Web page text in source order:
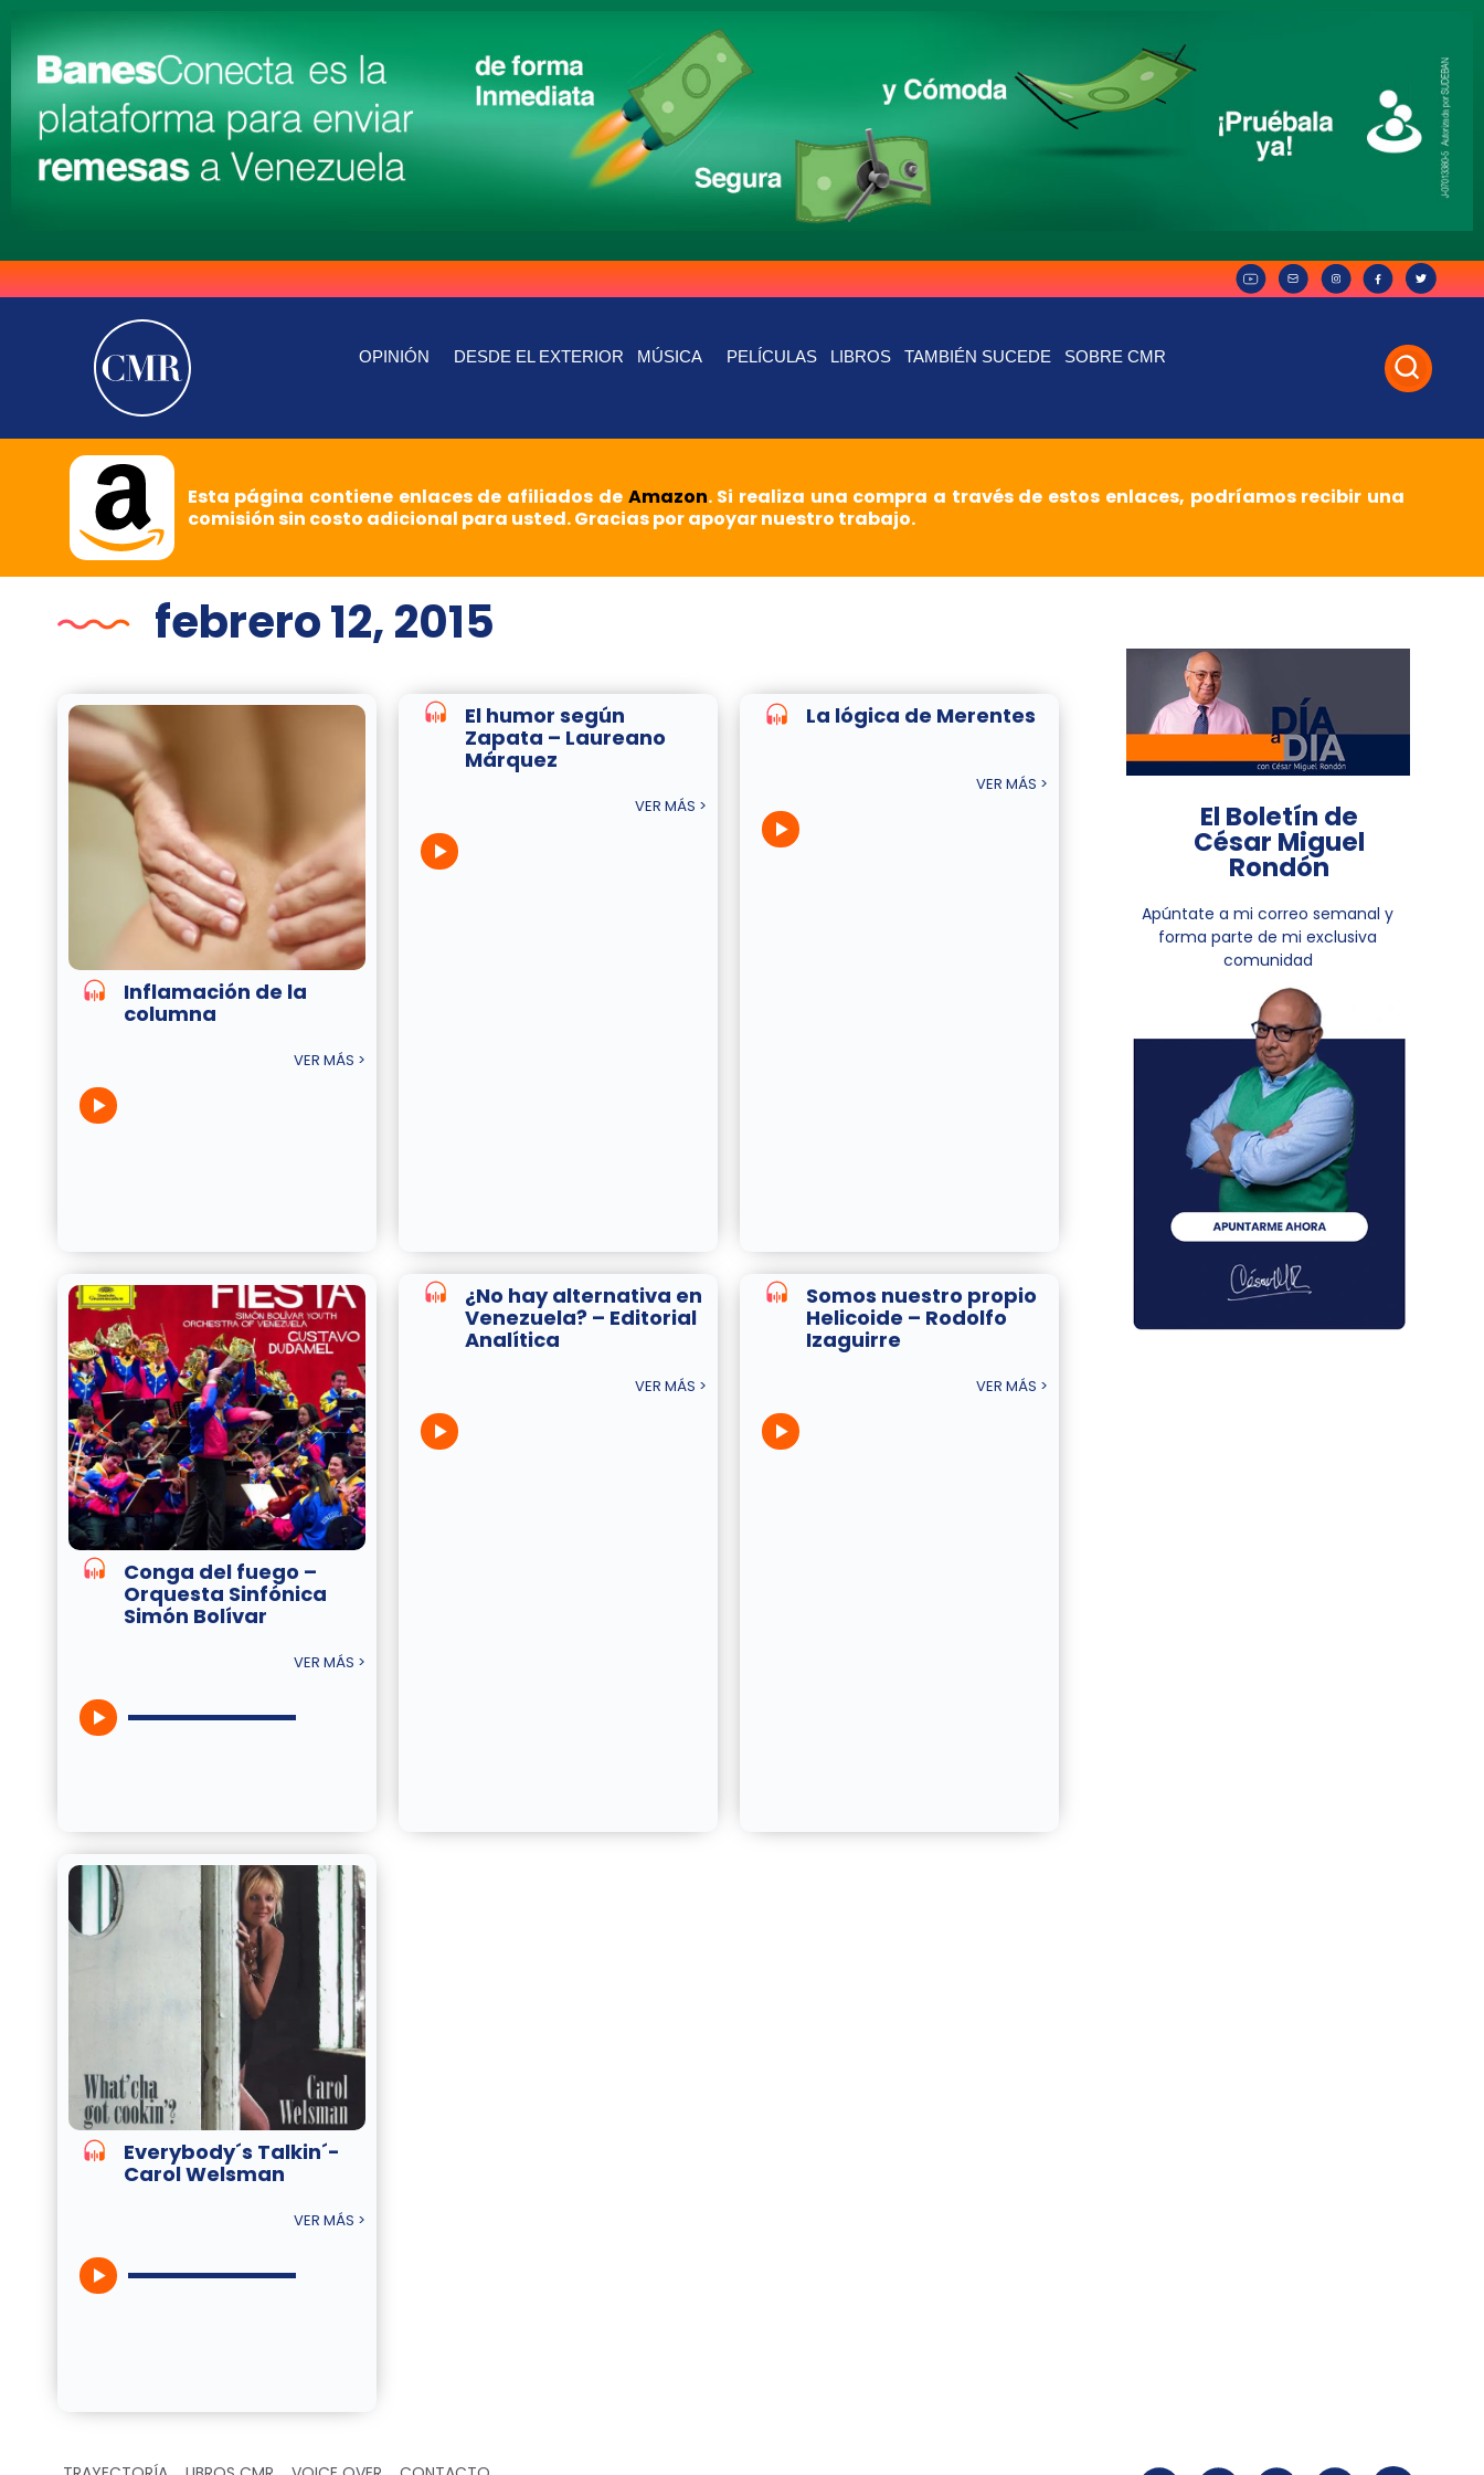
OPINIÓN DESDE EL EXTERIOR MÚSICA PELÍCULAS LIBROS TAMBIÉN SUCEDE SOBRE CMR
Esta página contiene enlaces de afiliados de Amazon. Si realiza una compra a través de estos enlaces, podríamos recibir una
comisión sin costo adicional para usted. Gracias por apoyar nuestro trabajo.
febrero 12, 2015
Inflamación de la
columna
VER MÁS >
El humor según
Zapata – Laureano
Márquez
VER MÁS >
La lógica de Merentes
VER MÁS >
Conga del fuego –
Orquesta Sinfónica
Simón Bolívar
VER MÁS >
¿No hay alternativa en
Venezuela? – Editorial
Analítica
VER MÁS >
Somos nuestro propio
Helicoide – Rodolfo
Izaguirre
VER MÁS >
Everybody´s Talkin´-
Carol Welsman
VER MÁS >
El Boletín de
César Miguel
Rondón
Apúntate a mi correo semanal y
forma parte de mi exclusiva
comunidad